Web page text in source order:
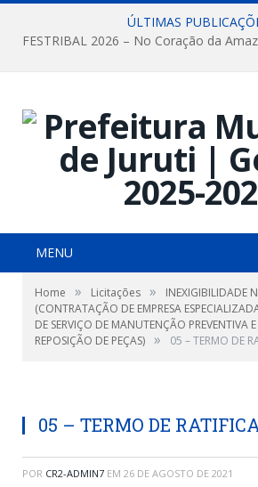
ÚLTIMAS
MENU
Home » Licitações »
INEXIGIBILIDADE
(CONTRATAÇÃO DE EMPRESA
DE SERVIÇO DE MANUTENÇÃO PREVENTIVA
REPOSIÇÃO DE PEÇAS) » 05 – TERMO DE
05 – TERMO DE
POR CR2-ADMIN7 EM 26 DE AGOSTO DE 2021